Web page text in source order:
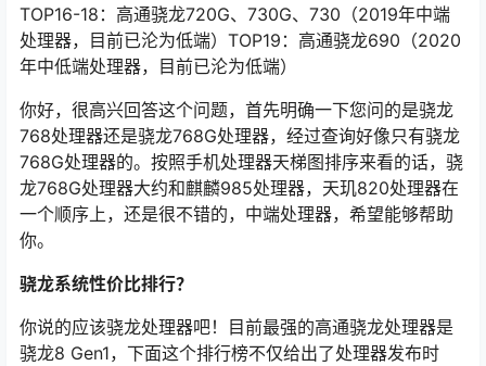
TOP16-18：高通骁龙720G、730G、730（2019年中端
处理器，目前已沦为低端）TOP19：高通骁龙690（2020
年中低端处理器，目前已沦为低端）
你好，很高兴回答这个问题，首先明确一下您问的是骁龙
768处理器还是骁龙768G处理器，经过查询好像只有骁龙
768G处理器的。按照手机处理器天梯图排序来看的话，骁
龙768G处理器大约和麒麟985处理器，天玑820处理器在
一个顺序上，还是很不错的，中端处理器，希望能够帮助
你。
骁龙系统性价比排行？
你说的应该骁龙处理器吧！目前最强的高通骁龙处理器是
骁龙8 Gen1，下面这个排行榜不仅给出了处理器发布时